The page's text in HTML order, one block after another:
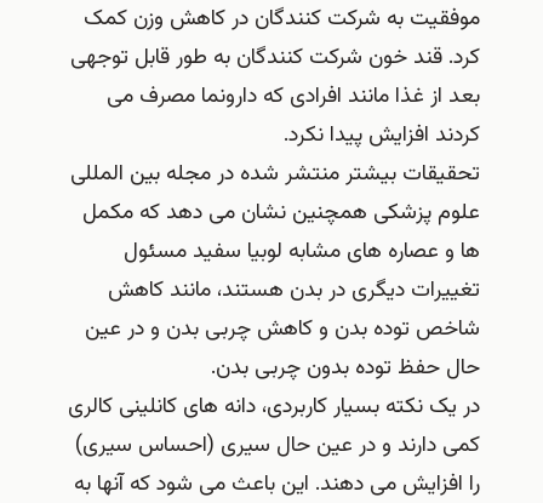
موفقیت به شرکت کنندگان در کاهش وزن کمک
کرد. قند خون شرکت کنندگان به طور قابل توجهی
بعد از غذا مانند افرادی که دارونما مصرف می
کردند افزایش پیدا نکرد.
تحقیقات بیشتر منتشر شده در مجله بین‌ المللی
علوم پزشکی همچنین نشان می‌ دهد که مکمل‌
ها و عصاره‌ های مشابه لوبیا سفید مسئول
تغییرات دیگری در بدن هستند، مانند کاهش
شاخص توده بدن و کاهش چربی بدن و در عین
حال حفظ توده بدون چربی بدن.
در یک نکته بسیار کاربردی، دانه های کانلینی کالری
کمی دارند و در عین حال سیری (احساس سیری)
را افزایش می دهند. این باعث می شود که آنها به